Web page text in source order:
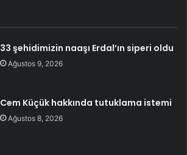
33 şehidimizin naaşı Erdal’ın siperi oldu
Ağustos 9, 2026
Cem Küçük hakkında tutuklama istemi
Ağustos 8, 2026